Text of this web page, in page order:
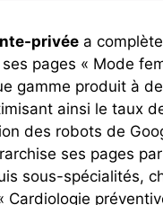
privée a
pages « Mode
gamme produit à
ainsi le taux
des robots de
ses pages
sous-spécialités,
Cardiologie